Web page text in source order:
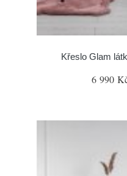
Křeslo Glam
6 990